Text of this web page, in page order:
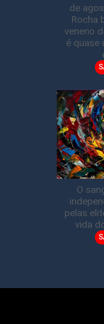
de
Rocha
veneno
é quase
O
pelas
vida